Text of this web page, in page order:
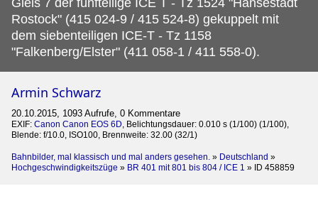
Rostock" (415 024-9 / 415 524-8) gekuppelt mit
dem siebenteiligen ICE-T - Tz 1158
"Falkenberg/Elster" (411 058-1 / 411 558-0).
Armin Schwarz
20.10.2015, 1093 Aufrufe, 0 Kommentare
EXIF: Canon Canon EOS 6D , Belichtungsdauer: 0.010 s (1/100) (1/100),
Blende: f/10.0, ISO100, Brennweite: 32.00 (32/1)
Bahnbilder, mal klassisch und mal anders gesehen. » Deutschland »
Hochgeschwindigkeitszüge » BR 401 mit 801 bis 804 / ICE 1 » ID 458859